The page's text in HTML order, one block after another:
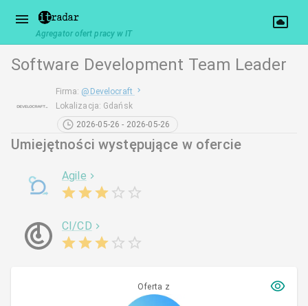
Agregator ofert pracy w IT
Software Development Team Leader
Firma: @ Develocraft
Lokalizacja: Gdańsk
2026-05-26 - 2026-05-26
Umiejętności występujące w ofercie
Agile
CI/CD
Oferta z